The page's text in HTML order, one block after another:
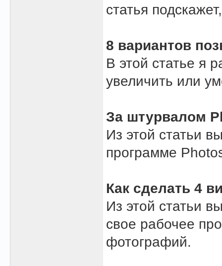
статья
8 вариантов
В этой статье я
увеличить или
За штурвалом
Из этой статьи
программе
Как сделать 4
Из этой статьи
свое рабочее
фотографий.